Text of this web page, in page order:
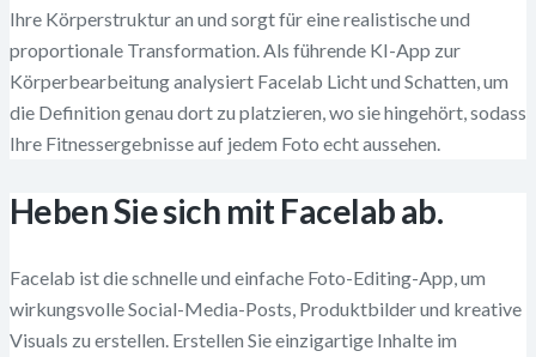
Ihre Körperstruktur an und sorgt für eine realistische und
proportionale Transformation. Als führende KI-App zur
Körperbearbeitung analysiert Facelab Licht und Schatten, um
die Definition genau dort zu platzieren, wo sie hingehört, sodass
Ihre Fitnessergebnisse auf jedem Foto echt aussehen.
Heben Sie sich mit Facelab ab.
Facelab ist die schnelle und einfache Foto-Editing-App, um
wirkungsvolle Social-Media-Posts, Produktbilder und kreative
Visuals zu erstellen. Erstellen Sie einzigartige Inhalte im